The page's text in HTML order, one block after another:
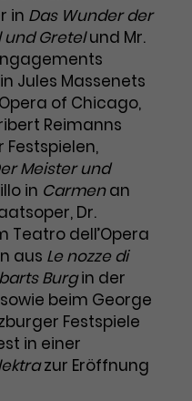
werden,
zu
gewährt.
Tracking-
wird von Google
Das Cookie
um
, Sitzungs- und
zu berechnen
der Website für
der Website zu
speichern
anonym und weisen
Nummer zu,
erkennen.
Scripte, die es uns
und
helfen sie
Inhalte besser auf
abzustimmen.
verwendet, um
Werbeanzeigen zu
zu
Cookie hilft dabei
ob Nutzer über
auf unsere
sind.
in Das Wunder der
und Gretelund Mr.
Jules Massenets
of Chicago,
Reimanns
Meister und
in Carmenan
Dr.
Teatro dell’Opera
aus Le nozze di
Burgin der
beim George
Festspiele
in einer
zur Eröffnung